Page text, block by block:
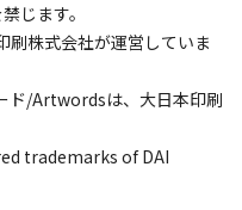
じます。
株式会社が運営していま
ド/Artwordsは、大日本印刷
trademarks of DAI